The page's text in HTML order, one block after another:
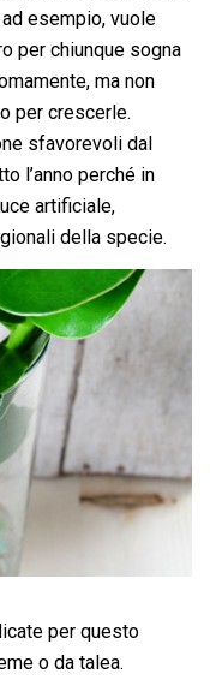
esempio, vuole
per chiunque sogna
ma non
per crescerle.
sfavorevoli dal
l’anno perché in
artificiale,
della specie.
per questo
o da talea.